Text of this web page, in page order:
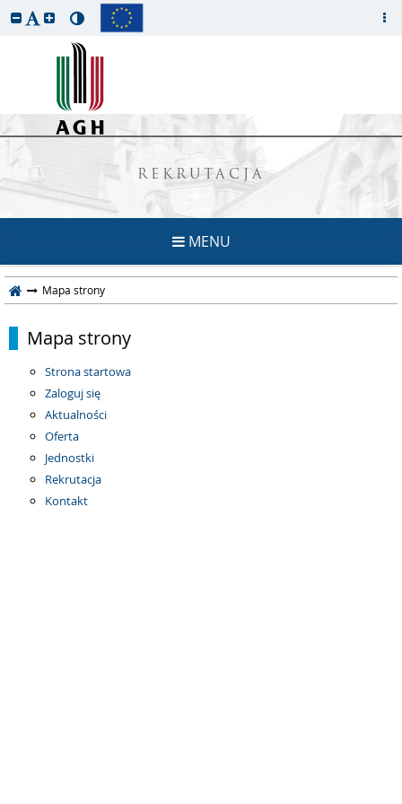
REKRUTACJA
MENU
Mapa strony
Mapa strony
Strona startowa
Zaloguj się
Aktualności
Oferta
Jednostki
Rekrutacja
Kontakt